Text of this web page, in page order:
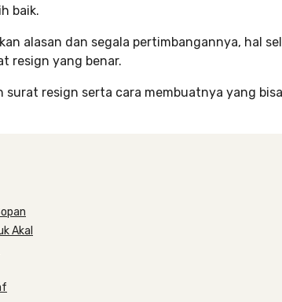
baik.
alasan dan segala pertimbangannya, hal
resign yang benar.
surat resign serta cara membuatnya yang
Akal